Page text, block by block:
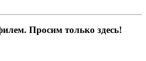
Просим только здесь!